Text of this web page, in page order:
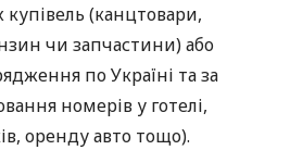
купівель (канцтовари,
чи запчастини) або
по Україні та за
номерів у готелі,
оренду авто тощо).